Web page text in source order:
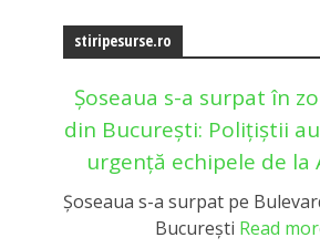
stiripesurse.ro
Șoseaua s-a surpat în
din București: Polițiștii
urgență echipele de la
Șoseaua s-a surpat pe
București Read